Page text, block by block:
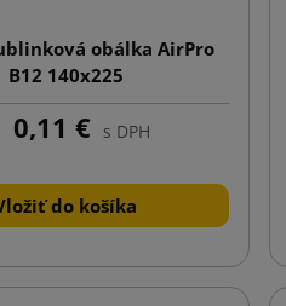
obálka AirPro
B12 140x225
0,11 € s DPH
do košíka